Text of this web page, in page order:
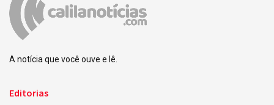
A notícia que você ouve e lê.
Editorias